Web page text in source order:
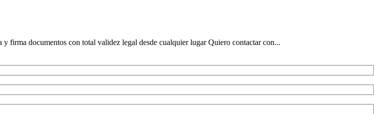
firma documentos con total validez legal desde cualquier lugar Quiero contactar con...